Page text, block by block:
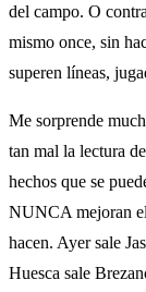
del campo. O
mismo once, sin
superen líneas,
Me sorprende
tan mal la lectura
hechos que se
NUNCA mejoran
hacen. Ayer sale
Huesca sale